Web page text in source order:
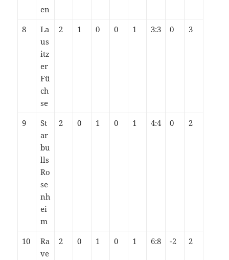
en
8
La
us
itz
er
Fü
ch
se
2 1 0 0 1 3:3 0 3
9
St
ar
bu
lls
Ro
se
nh
ei
m
2 0 1 0 1 4:4 0 2
10
Ra
ve
2 0 1 0 1 6:8 -2 2